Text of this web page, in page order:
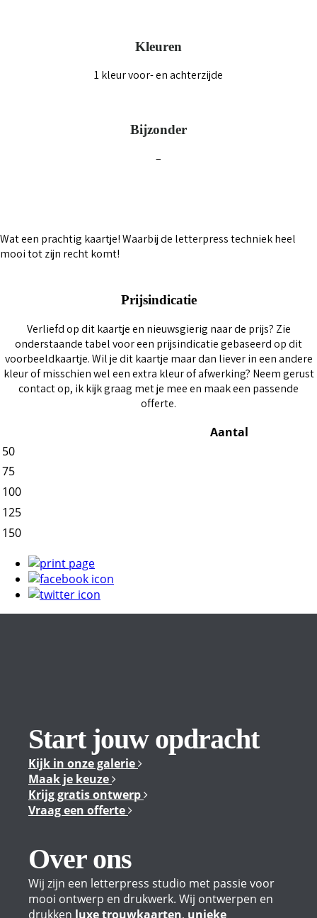
Kleuren
1 kleur voor- en achterzijde
Bijzonder
–
Wat een prachtig kaartje! Waarbij de letterpress techniek heel
mooi tot zijn recht komt!
Prijsindicatie
Verliefd op dit kaartje en nieuwsgierig naar de prijs? Zie
onderstaande tabel voor een prijsindicatie gebaseerd op dit
voorbeeldkaartje. Wil je dit kaartje maar dan liever in een andere
kleur of misschien wel een extra kleur of afwerking? Neem gerust
contact op, ik kijk graag met je mee en maak een passende
offerte.
Aantal
50
75
100
125
150
Start jouw opdracht
Kijk in onze galerie
Maak je keuze
Krijg gratis ontwerp
Vraag een offerte
Over ons
Wij zijn een letterpress studio met passie voor
mooi ontwerp en drukwerk. Wij ontwerpen en
drukken luxe trouwkaarten, unieke